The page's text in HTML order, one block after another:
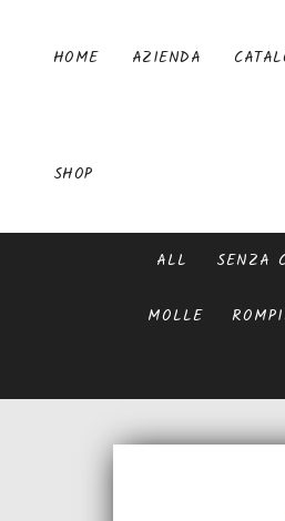
HOME AZIENDA
SHOP
ALL SENZA
MOLLE